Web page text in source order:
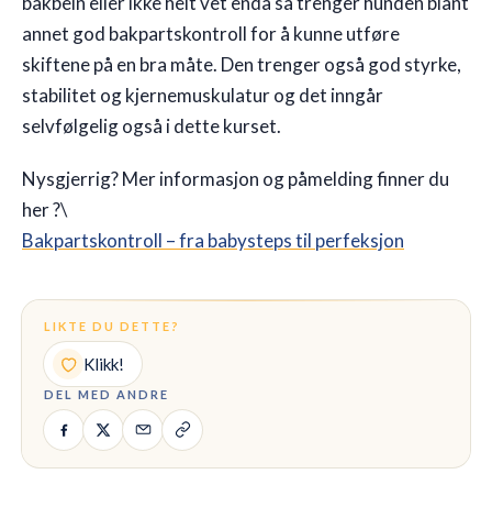
annet god bakpartskontroll for å kunne utføre
skiftene på en bra måte. Den trenger også god styrke,
stabilitet og kjernemuskulatur og det inngår
selvfølgelig også i dette kurset.
Nysgjerrig? Mer informasjon og påmelding finner du
her ?\
Bakpartskontroll – fra babysteps til perfeksjon
LIKTE DU DETTE?
Klikk!
DEL MED ANDRE